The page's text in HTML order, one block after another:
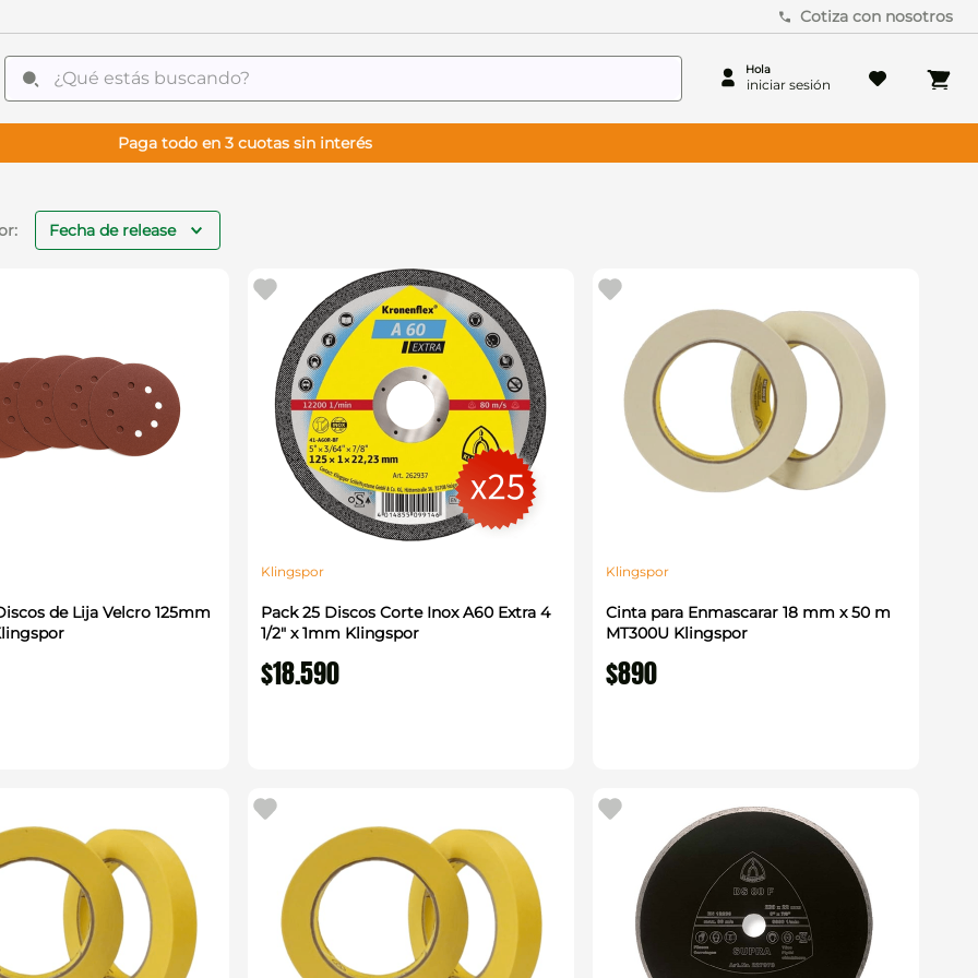
Cotiza con nosotros
¿Qué estás buscando?
Paga todo en 3 cuotas sin interés
Fecha de release
de Lija Velcro 125mm
Klingspor
Pack 25 Discos Corte Inox A60 Extra 4
1/2" x 1mm Klingspor
$18.590
Klingspor
Cinta para Enmascarar 18 mm x 50 m
MT300U Klingspor
$890